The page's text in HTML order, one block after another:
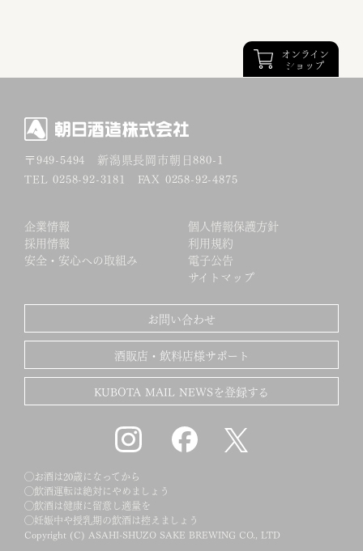
オンライン
ショップ
〒949-5494 新潟県長岡市朝日880-1
TEL 0258-92-3181 FAX 0258-92-4875
企業情報
採用情報
安全・安心への取組み
個人情報保護方針
利用規約
電子公告
サイトマップ
お問い合わせ
酒販店・飲料店様サポート
KUBOTA MAIL NEWSを登録する
◯お酒は20歳になってから
◯飲酒運転は絶対にやめましょう
◯飲酒は健康に留意し適量を
◯妊娠中や授乳期の飲酒は控えましょう
Copyright (C) ASAHI-SHUZO SAKE BREWING CO., LTD